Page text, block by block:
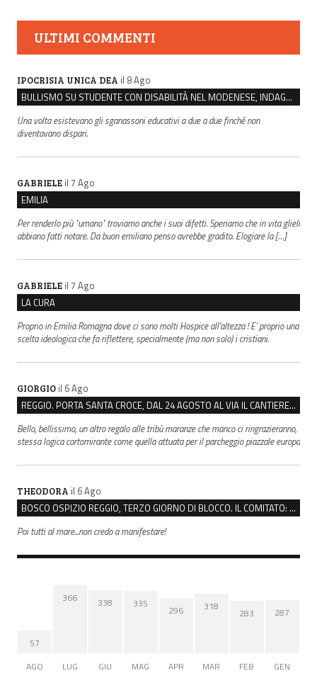
ULTIMI COMMENTI
IPOCRISIA UNICA DEA il 8 Ago
BULLISMO SU STUDENTE CON DISABILITÀ NEL MODENESE, INDAGATI DUE RAGAZZI DI 16 ANNI
Una volta esistevano gli sganassoni educativi a due a due finché non
diventavano dispari.
GABRIELE il 7 Ago
EMILIA
Per renderlo più "umano" troviamo anche i suoi difetti. Speriamo che in vita glieli
abbiano fatti notare. Da buon emiliano penso avrebbe gradito. Elogiare la […]
GABRIELE il 7 Ago
LA CURA
Proprio in Emilia Romagna dove ci sono molti Hospice all’altezza ! E’ proprio una
scelta ideologica che fa riflettere, specialmente (ma non solo) i cristiani.
GIORGIO il 6 Ago
REGGIO. PORTA SANTA CROCE, DAL 24 AGOSTO AL VIA IL CANTIERE PER IL NUOVO COLLETTORE FOGNARIO
Bello, bellissimo, un altro regalo alle tribù maranze che manco ci ringrazieranno,
stessa logica cortomirante come quella attuata per il parcheggio piazzale europa
THEODORA il 6 Ago
BOSCO OSPIZIO REGGIO, TERZO GIORNO DI BLOCCO. IL COMITATO: “PRESIDIO FINO A VENERDÌ”
Poi tutti al mare...non credo a manifestare!
57
AGO
366
LUG
338
GIU
335
MAG
296
APR
318
MAR
283
FEB
287
GEN